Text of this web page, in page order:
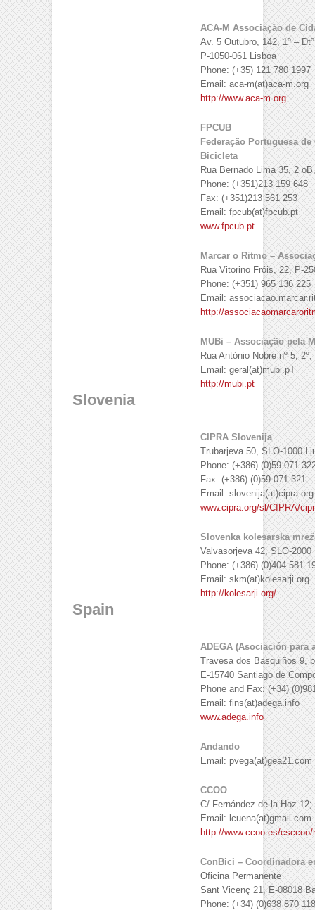
ACA-M Associação de
Av. 5 Outubro, 142, 1º – Dtº
P-1050-061 Lisboa
Phone: (+35) 121 780 1997
Email: aca-m(at)aca-m.org
http://www.aca-m.org
FPCUB
Federação Portuguesa
Bicicleta
Rua Bernado Lima 35, 2
Phone: (+351)213 159 648
Fax: (+351)213 561 253
Email: fpcub(at)fpcub.pt
www.fpcub.pt
Marcar o Ritmo –
Rua Vitorino Fróis, 22, P-
Phone: (+351) 965 136 225
Email:
http://
MUBi – Associação pela
Rua António Nobre nº 5,
Email: geral(at)mubi.pT
http://mubi.pt
Slovenia
CIPRA Slovenija
Trubarjeva 50, SLO-1000
Phone: (+386) (0)59 071
Fax: (+386) (0)59 071 321
Email: slovenija(at)cipra.org
www.cipra.org/sl/CIPRA/
Slovenka kolesarska mrež
Valvasorjeva 42, SLO-2000
Phone: (+386) (0)404 581
Email: skm(at)kolesarji.org
http://kolesarji.org/
Spain
ADEGA (Asociación para
Travesa dos Basquiños 9,
E-15740 Santiago de
Phone and Fax: (+34)
Email: fins(at)adega.info
www.adega.info
Andando
Email: pvega(at)gea21.com
CCOO
C/ Fernández de la Hoz 12;
Email: lcuena(at)gmail.com
http://www.ccoo.es/csccoo/
ConBici – Coordinadora
Oficina Permanente
Sant Vicenç 21, E-08018
Phone: (+34) (0)638 870 118